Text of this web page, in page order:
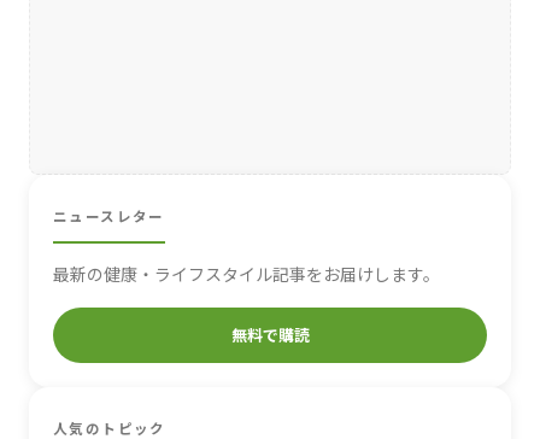
ニュースレター
最新の健康・ライフスタイル記事をお届けします。
無料で購読
人気のトピック